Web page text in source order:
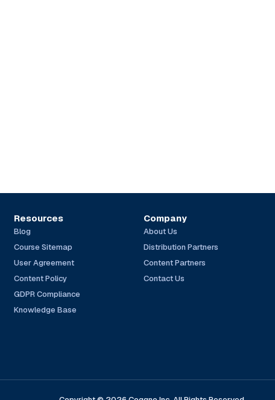
Resources
Blog
Course Sitemap
User Agreement
Content Policy
GDPR Compliance
Knowledge Base
Company
About Us
Distribution Partners
Content Partners
Contact Us